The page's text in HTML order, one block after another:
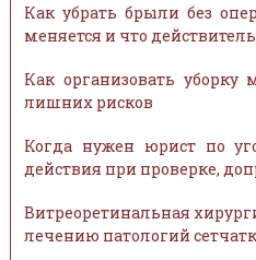
Как убрать брыли без
меняется и что
Как организовать уборку
лишних рисков
Когда нужен юрист по
действия при проверке,
Витреоретинальная
лечению патологий